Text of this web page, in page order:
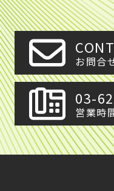
お問合
03-
営業時